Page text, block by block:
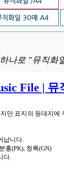
나로 "뮤직화
File | 뮤
만 표지의 등대지에
납니다.
홍(PK), 청록(GN)
다.